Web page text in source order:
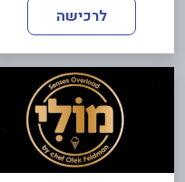
לרכישה